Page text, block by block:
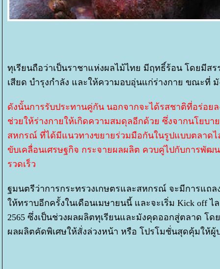
ทุเรียนถือว่าเป็นราชาแห่งผลไม้ไทย มีฤทธิ์ร้อน โดยมีส
เสียด บำรุงกำลัง และให้ความอบอุ่นแก่ร่างกาย ขณะที่
ดังนั้นการรับประทานคู่กัน นอกจากจะได้รสชาติที่อร่อ
ช่วยให้ร่างกายให้เกิดความสมดุลอีกด้วย ซึ่งจากนโยบา
สหกรณ์ ที่ได้มีแนวทางขยายร่วมมือกันในรูปแบบตลาดไ
ขับเคลื่อนเศรษฐกิจ กระจายผลผลิต ควบคู่ไปกับการพัฒ
รวดเร็ว
ฐมนตรีว่าการกระทรวงเกษตรและสหกรณ์ จะมีการแถ
ห้ทราบอีกครั้งในเดือนเมษายนนี้ และจะเริ่ม Kick off
2565 ซึ่งเป็นช่วงผลผลิตทุเรียนและมังคุดออกสู่ตลาด โ
ผลผลิตคัดพิเศษให้สั่งล่วงหน้า หรือ โปรโมชั่นสุดคุ้มให้